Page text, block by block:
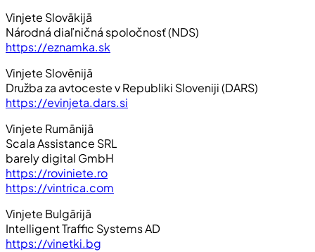
Vinjete Slovākijā
Národná diaľničná spoločnosť (NDS)
https://eznamka.sk
Vinjete Slovēnijā
Družba za avtoceste v Republiki Sloveniji (DARS)
https://evinjeta.dars.si
Vinjete Rumānijā
Scala Assistance SRL
barely digital GmbH
https://roviniete.ro
https://vintrica.com
Vinjete Bulgārijā
Intelligent Traffic Systems AD
https://vinetki.bg